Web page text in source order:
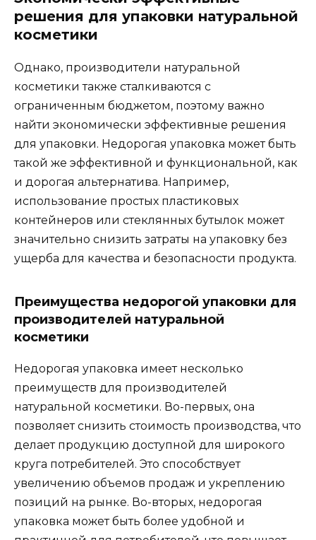
решения для упаковки натуральной
косметики
Однако, производители натуральной
косметики также сталкиваются с
ограниченным бюджетом, поэтому важно
найти экономически эффективные решения
для упаковки. Недорогая упаковка может быть
такой же эффективной и функциональной, как
и дорогая альтернатива. Например,
использование простых пластиковых
контейнеров или стеклянных бутылок может
значительно снизить затраты на упаковку без
ущерба для качества и безопасности продукта.
Преимущества недорогой упаковки для
производителей натуральной
косметики
Недорогая упаковка имеет несколько
преимуществ для производителей
натуральной косметики. Во-первых, она
позволяет снизить стоимость производства, что
делает продукцию доступной для широкого
круга потребителей. Это способствует
увеличению объемов продаж и укреплению
позиций на рынке. Во-вторых, недорогая
упаковка может быть более удобной и